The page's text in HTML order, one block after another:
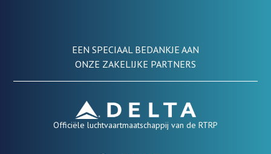
EEN SPECIAAL BEDANKJE AAN
ONZE ZAKELIJKE PARTNERS
Officiële luchtvaartmaatschappij van de RTRP